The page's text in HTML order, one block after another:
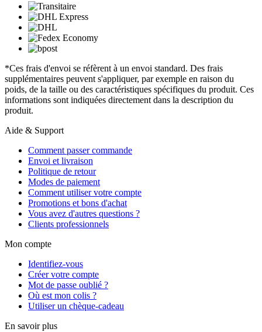
*Ces frais d'envoi se réfèrent à un envoi standard. Des frais
supplémentaires peuvent s'appliquer, par exemple en raison du
poids, de la taille ou des caractéristiques spécifiques du produit. Ces
informations sont indiquées directement dans la description du
produit.
Aide & Support
Comment passer commande
Envoi et livraison
Politique de retour
Modes de paiement
Comment utiliser votre compte
Promotions et bons d'achat
Vous avez d'autres questions ?
Clients professionnels
Mon compte
Identifiez-vous
Créer votre compte
Mot de passe oublié ?
Où est mon colis ?
Utiliser un chèque-cadeau
En savoir plus